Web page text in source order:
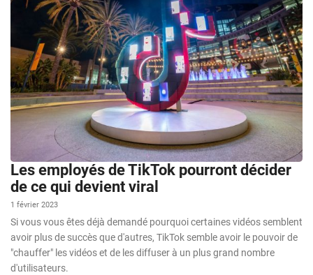
Les employés de TikTok pourront décider
de ce qui devient viral
1 février 2023
Si vous vous êtes déjà demandé pourquoi certaines vidéos semblent
avoir plus de succès que d'autres, TikTok semble avoir le pouvoir de
"chauffer" les vidéos et de les diffuser à un plus grand nombre
d'utilisateurs.